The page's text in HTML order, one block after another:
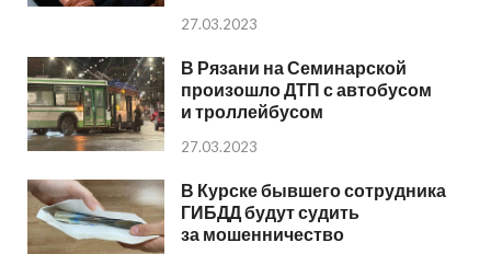
27.03.2023
В Рязани на Семинарской
произошло ДТП с автобусом
и троллейбусом
27.03.2023
В Курске бывшего сотрудника
ГИБДД будут судить
за мошенничество